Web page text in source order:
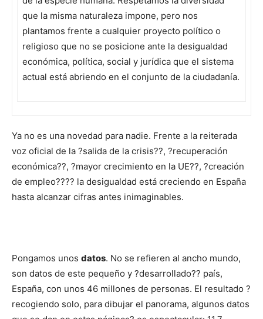
que la misma naturaleza impone, pero nos
plantamos frente a cualquier proyecto político o
religioso que no se posicione ante la desigualdad
económica, política, social y jurídica que el sistema
actual está abriendo en el conjunto de la ciudadanía.
Ya no es una novedad para nadie. Frente a la reiterada
voz oficial de la ?salida de la crisis??, ?recuperación
económica??, ?mayor crecimiento en la UE??, ?creación
de empleo???? la desigualdad está creciendo en España
hasta alcanzar cifras antes inimaginables.
Pongamos unos datos. No se refieren al ancho mundo,
son datos de este pequeño y ?desarrollado?? país,
España, con unos 46 millones de personas. El resultado ?
recogiendo solo, para dibujar el panorama, algunos datos